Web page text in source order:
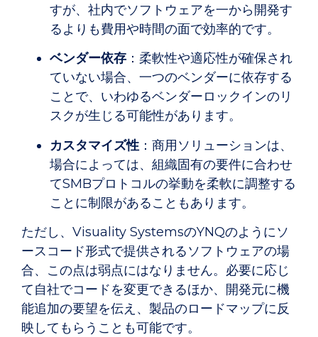
すが、社内でソフトウェアを一から開発す
るよりも費用や時間の面で効率的です。
ベンダー依存 ：柔軟性や適応性が確保され
ていない場合、一つのベンダーに依存する
ことで、いわゆるベンダーロックインのリ
スクが生じる可能性があります。
カスタマイズ性 ：商用ソリューションは、
場合によっては、組織固有の要件に合わせ
てSMBプロトコルの挙動を柔軟に調整する
ことに制限があることもあります。
ただし、Visuality SystemsのYNQのようにソ
ースコード形式で提供されるソフトウェアの場
合、この点は弱点にはなりません。必要に応じ
て自社でコードを変更できるほか、開発元に機
能追加の要望を伝え、製品のロードマップに反
映してもらうことも可能です。